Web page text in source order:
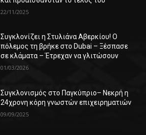
22/11/2025
Συγκλονίζει η Στυλιάνα Αβερκίου! Ο
πόλεμος τη βρήκε στο Dubai – Ξέσπασε
σε κλάματα – Έτρεχαν να γλιτώσουν
01/03/2026
Συγκλονισμός στο Παγκύπριο– Νεκρή η
24χρονη κόρη γνωστών επιχειρηματιών
09/09/2025